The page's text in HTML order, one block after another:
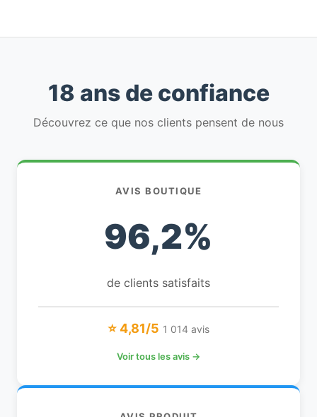
18 ans de confiance
Découvrez ce que nos clients pensent de nous
AVIS BOUTIQUE
96,2%
de clients satisfaits
⭐ 4,81/5 1 014 avis
Voir tous les avis →